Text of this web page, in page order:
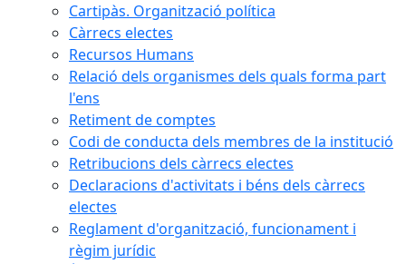
Cartipàs. Organització política
Càrrecs electes
Recursos Humans
Relació dels organismes dels quals forma part
l'ens
Retiment de comptes
Codi de conducta dels membres de la institució
Retribucions dels càrrecs electes
Declaracions d'activitats i béns dels càrrecs
electes
Reglament d'organització, funcionament i
règim jurídic